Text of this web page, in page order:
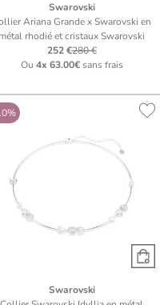
Swarovski
Ariana Grande x Swarovski en
métal rhodié et cristaux Swarovski
252 €280 €
Ou 4x 63.00€sans frais
Swarovski